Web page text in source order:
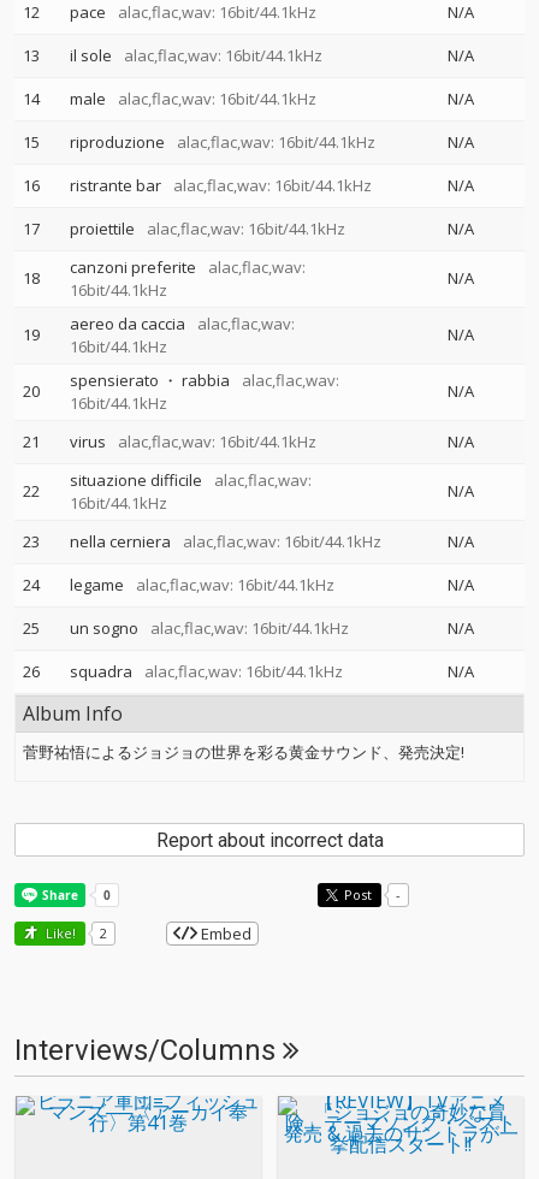
12
pace alac,flac,wav: 16bit/44.1kHz
N/A
13
il sole alac,flac,wav: 16bit/44.1kHz
N/A
14
male alac,flac,wav: 16bit/44.1kHz
N/A
15
riproduzione alac,flac,wav: 16bit/44.1kHz
N/A
16
ristrante bar alac,flac,wav: 16bit/44.1kHz
N/A
17
proiettile alac,flac,wav: 16bit/44.1kHz N/A
18 canzoni preferite
alac,flac,wav:
16bit/44.1kHz
N/A
19 aereo da caccia
alac,flac,wav:
16bit/44.1kHz
N/A
20 spensierato ・ rabbia
alac,flac,wav:
16bit/44.1kHz
N/A
21 virus alac,flac,wav: 16bit/44.1kHz N/A
22 situazione difficile
alac,flac,wav:
16bit/44.1kHz
N/A
23 nella cerniera alac,flac,wav: 16bit/44.1kHz
N/A
24
legame alac,flac,wav: 16bit/44.1kHz
N/A
25
un sogno alac,flac,wav: 16bit/44.1kHz
N/A
26
squadra alac,flac,wav: 16bit/44.1kHz N/A
Album Info
菅野祐悟によるジョジョの世界を彩る黄金サウンド、発売決定!
Report about incorrect data
Post -
Like! 2 Embed
Interviews/Columns